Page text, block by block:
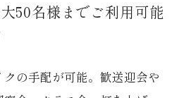
50名様までご利用可能
の手配が可能。歓送迎会や